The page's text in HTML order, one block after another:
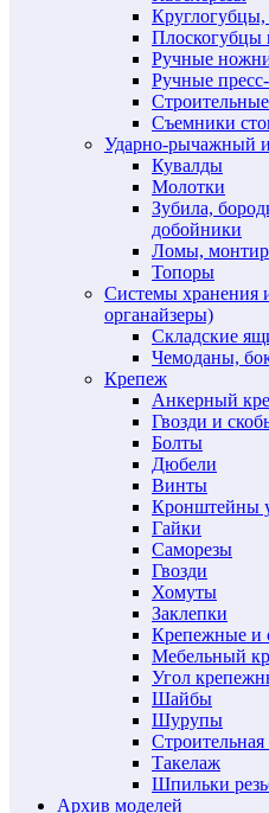
Плоскогубцы
Ручные
Ручные
Съемники
Ударно-рычажный
Кувалды
Молотки
Зубила,
добойники
Ломы,
Топоры
Системы хранения
органайзеры)
Складские
Чемоданы,
Крепеж
Анкерный
Гвозди и
Болты
Дюбели
Винты
Кронштейны
Гайки
Саморезы
Гвозди
Хомуты
Заклепки
Крепежные и
Мебельный
Угол
Шайбы
Шурупы
Такелаж
Шпильки
Архив моделей